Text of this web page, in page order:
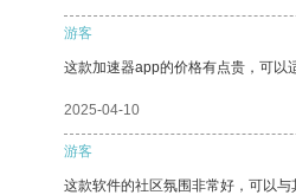
游客
这款加速器app的价格有点贵，可以
2025-04-10
游客
这款软件的社区氛围非常好，可以与